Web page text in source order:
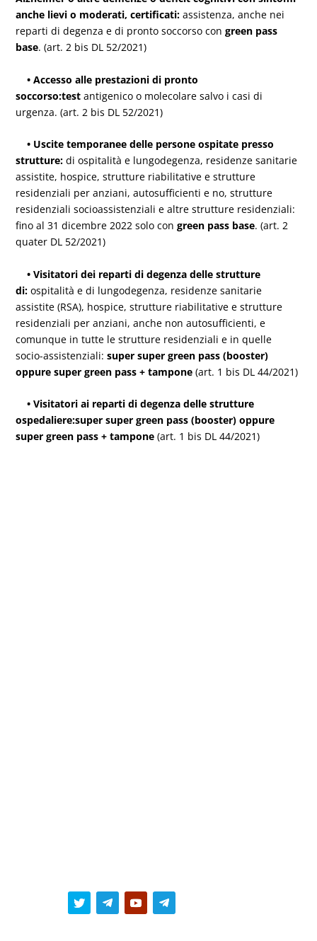
anche lievi o moderati, certificati: assistenza, anche nei
reparti di degenza e di pronto soccorso congreen pass
base. (art. 2 bis DL 52/2021)
• Accesso alle prestazioni di pronto
soccorso:testantigenico o molecolare salvo i casi di
urgenza. (art. 2 bis DL 52/2021)
• Uscite temporanee delle persone ospitate presso
strutture: di ospitalità e lungodegenza, residenze sanitarie
assistite, hospice, strutture riabilitative e strutture
residenziali per anziani, autosufficienti e no, strutture
residenziali socioassistenziali e altre strutture residenziali:
fino al 31 dicembre 2022 solo congreen pass base. (art. 2
quater DL 52/2021)
• Visitatori dei reparti di degenza delle strutture
di: ospitalità e di lungodegenza, residenze sanitarie
assistite (RSA), hospice, strutture riabilitative e strutture
residenziali per anziani, anche non autosufficienti, e
comunque in tutte le strutture residenziali e in quelle
socio-assistenziali:super super green pass (booster)
oppure super green pass + tampone (art. 1 bis DL 44/2021)
• Visitatori ai reparti di degenza delle strutture
ospedaliere:super super green pass (booster) oppure
super green pass + tampone (art. 1 bis DL 44/2021)